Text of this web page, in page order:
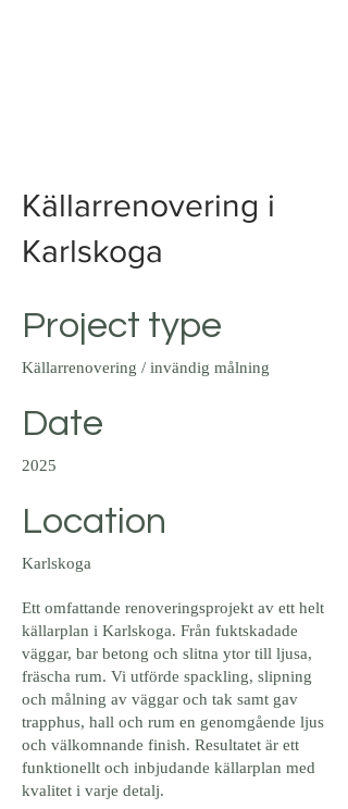
Källarrenovering i
Karlskoga
Project type
Källarrenovering / invändig målning
Date
2025
Location
Karlskoga
Ett omfattande renoveringsprojekt av ett helt
källarplan i Karlskoga. Från fuktskadade
väggar, bar betong och slitna ytor till ljusa,
fräscha rum. Vi utförde spackling, slipning
och målning av väggar och tak samt gav
trapphus, hall och rum en genomgående ljus
och välkomnande finish. Resultatet är ett
funktionellt och inbjudande källarplan med
kvalitet i varje detalj.